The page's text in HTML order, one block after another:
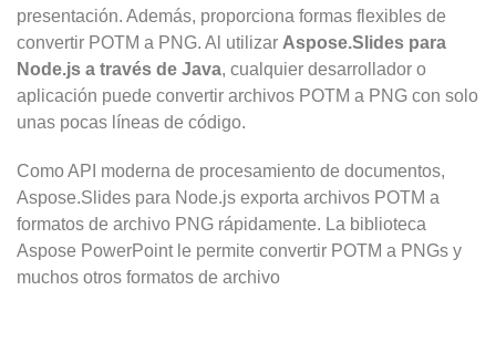
presentación. Además, proporciona formas flexibles de
convertir POTM a PNG. Al utilizar Aspose.Slides para
Node.js a través de Java, cualquier desarrollador o
aplicación puede convertir archivos POTM a PNG con solo
unas pocas líneas de código.
Como API moderna de procesamiento de documentos,
Aspose.Slides para Node.js exporta archivos POTM a
formatos de archivo PNG rápidamente. La biblioteca
Aspose PowerPoint le permite convertir POTM a PNGs y
muchos otros formatos de archivo